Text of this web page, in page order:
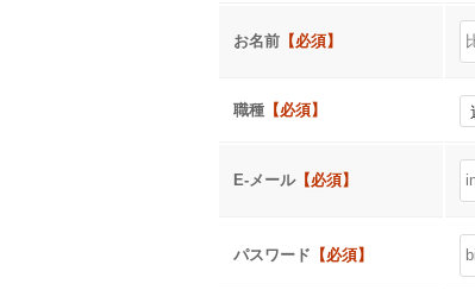
お名前 【必須】
職種 【必須】
E-メール【必須】
パスワード 【必須】